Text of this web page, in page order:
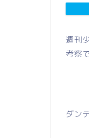
週刊
考察
ダン